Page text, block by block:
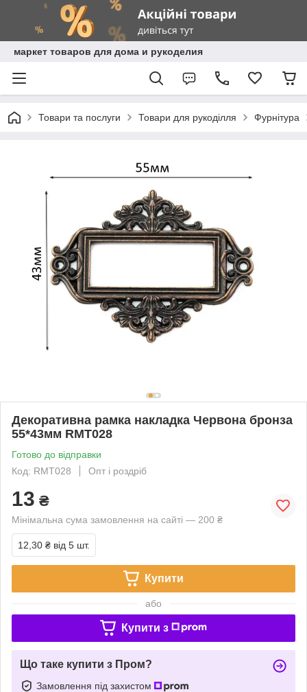
маркет товаров для дома и рукоделия
Товари та послуги Товари для рукоділля Фурнітура
Декоративна рамка накладка Червона бронза
55*43мм RMT028
Готово до відправки
Код: RMT028
Опт і роздріб
13 ₴
Мінімальна сума замовлення на сайті — 200 ₴
12,30 ₴ від 5 шт.
Купити
або
Купити з
Що таке купити з Пром?
Замовлення під захистом